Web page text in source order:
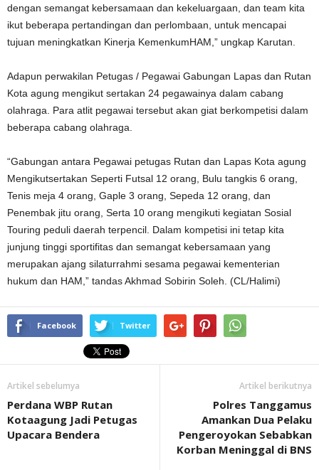
dengan semangat kebersamaan dan kekeluargaan, dan team kita
ikut beberapa pertandingan dan perlombaan, untuk mencapai
tujuan meningkatkan Kinerja KemenkumHAM,” ungkap Karutan.
Adapun perwakilan Petugas / Pegawai Gabungan Lapas dan Rutan
Kota agung mengikut sertakan 24 pegawainya dalam cabang
olahraga. Para atlit pegawai tersebut akan giat berkompetisi dalam
beberapa cabang olahraga.
“Gabungan antara Pegawai petugas Rutan dan Lapas Kota agung
Mengikutsertakan Seperti Futsal 12 orang, Bulu tangkis 6 orang,
Tenis meja 4 orang, Gaple 3 orang, Sepeda 12 orang, dan
Penembak jitu orang, Serta 10 orang mengikuti kegiatan Sosial
Touring peduli daerah terpencil. Dalam kompetisi ini tetap kita
junjung tinggi sportifitas dan semangat kebersamaan yang
merupakan ajang silaturrahmi sesama pegawai kementerian
hukum dan HAM,” tandas Akhmad Sobirin Soleh. (CL/Halimi)
Facebook Twitter
Artikel sebelumya
Perdana WBP Rutan
Kotaagung Jadi Petugas
Upacara Bendera
Artikel berikutnya
Polres Tanggamus
Amankan Dua Pelaku
Pengeroyokan Sebabkan
Korban Meninggal di BNS